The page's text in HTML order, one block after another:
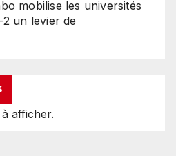
mobilise les universités
un levier de
afficher.